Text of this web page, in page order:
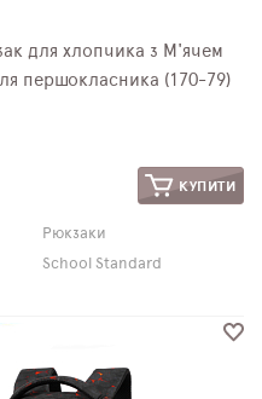
для хлопчика з М'ячем
першокласника (170-79)
КУПИТИ
Рюкзаки
School Standard